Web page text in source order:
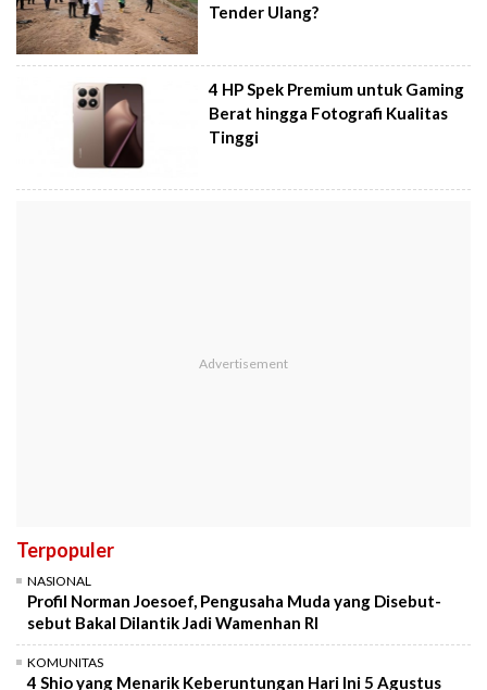
Tender Ulang?
4 HP Spek Premium untuk Gaming
Berat hingga Fotografi Kualitas
Tinggi
Terpopuler
NASIONAL
Profil Norman Joesoef, Pengusaha Muda yang Disebut-
sebut Bakal Dilantik Jadi Wamenhan RI
KOMUNITAS
4 Shio yang Menarik Keberuntungan Hari Ini 5 Agustus